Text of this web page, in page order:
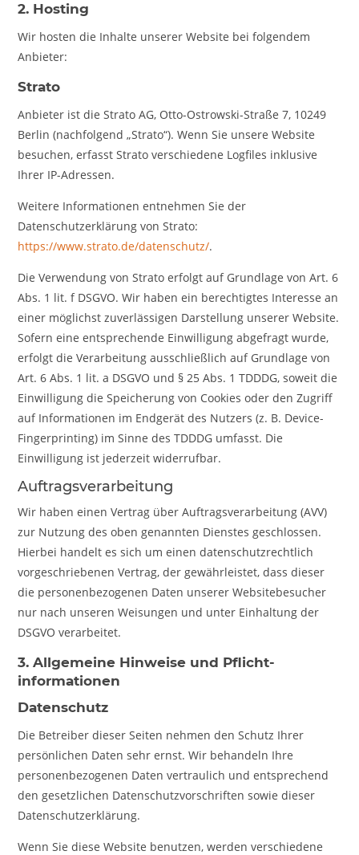
2. Hosting
Wir hosten die Inhalte unserer Website bei folgendem
Anbieter:
Strato
Anbieter ist die Strato AG, Otto-Ostrowski-Straße 7, 10249
Berlin (nachfolgend „Strato“). Wenn Sie unsere Website
besuchen, erfasst Strato verschiedene Logfiles inklusive
Ihrer IP-Adressen.
Weitere Informationen entnehmen Sie der
Datenschutzerklärung von Strato:
https://www.strato.de/datenschutz/.
Die Verwendung von Strato erfolgt auf Grundlage von Art. 6
Abs. 1 lit. f DSGVO. Wir haben ein berechtigtes Interesse an
einer möglichst zuverlässigen Darstellung unserer Website.
Sofern eine entsprechende Einwilligung abgefragt wurde,
erfolgt die Verarbeitung ausschließlich auf Grundlage von
Art. 6 Abs. 1 lit. a DSGVO und § 25 Abs. 1 TDDDG, soweit die
Einwilligung die Speicherung von Cookies oder den Zugriff
auf Informationen im Endgerät des Nutzers (z. B. Device-
Fingerprinting) im Sinne des TDDDG umfasst. Die
Einwilligung ist jederzeit widerrufbar.
Auftragsverarbeitung
Wir haben einen Vertrag über Auftragsverarbeitung (AVV)
zur Nutzung des oben genannten Dienstes geschlossen.
Hierbei handelt es sich um einen datenschutzrechtlich
vorgeschriebenen Vertrag, der gewährleistet, dass dieser
die personenbezogenen Daten unserer Websitebesucher
nur nach unseren Weisungen und unter Einhaltung der
DSGVO verarbeitet.
3. Allgemeine Hinweise und Pflicht­
informationen
Datenschutz
Die Betreiber dieser Seiten nehmen den Schutz Ihrer
persönlichen Daten sehr ernst. Wir behandeln Ihre
personenbezogenen Daten vertraulich und entsprechend
den gesetzlichen Datenschutzvorschriften sowie dieser
Datenschutzerklärung.
Wenn Sie diese Website benutzen, werden verschiedene